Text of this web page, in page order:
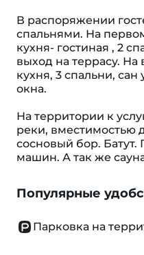
В распоряжении
спальнями. На
кухня- гостиная , 2
выход на террасу.
кухня, 3 спальни, сан
окна.
На территории к
реки, вместимостью
сосновый бор.
машин. А так же
Популярные
Парковка на